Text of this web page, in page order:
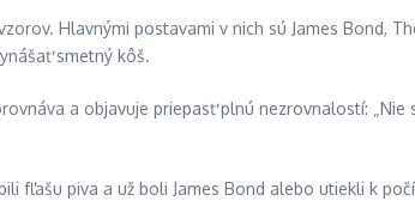
Hlavnými postavami v nich sú James Bond,
smetný kôš.
a objavuje priepasť plnú nezrovnalostí:
fľašu piva a už boli James Bond alebo utiekli k